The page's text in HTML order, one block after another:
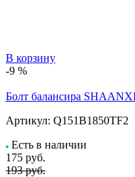
В корзину
-9 %
Болт балансира
Артикул: Q151B1850TF2
Есть в наличии
175 руб.
193 руб.